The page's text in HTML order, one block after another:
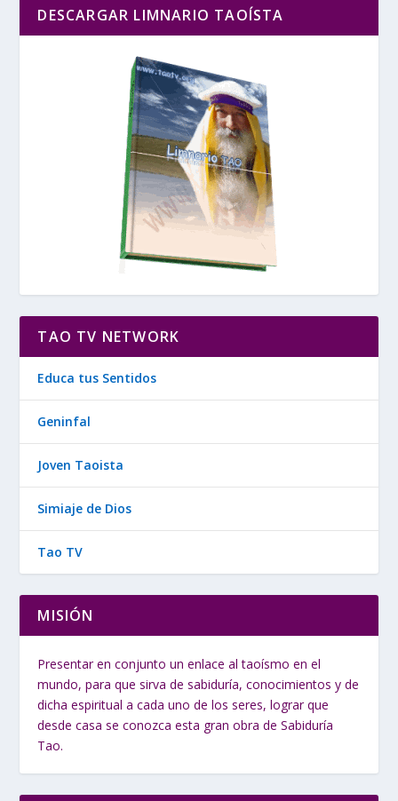
DESCARGAR LIMNARIO TAOÍSTA
TAO TV NETWORK
Educa tus Sentidos
Geninfal
Joven Taoista
Simiaje de Dios
Tao TV
MISIÓN
Presentar en conjunto un enlace al taoísmo en el
mundo, para que sirva de sabiduría, conocimientos y de
dicha espiritual a cada uno de los seres, lograr que
desde casa se conozca esta gran obra de Sabiduría
Tao.